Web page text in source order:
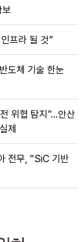
프라 될 것”
도체 기술 한눈
위협 탐지”…안산
제
전무, “SiC 기반